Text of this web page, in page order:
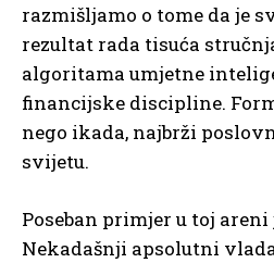
razmišljamo o tome da je
rezultat rada tisuća
algoritama umjetne
financijske discipline.
nego ikada, najbrži
svijetu.
Poseban primjer u toj
Nekadašnji apsolutni